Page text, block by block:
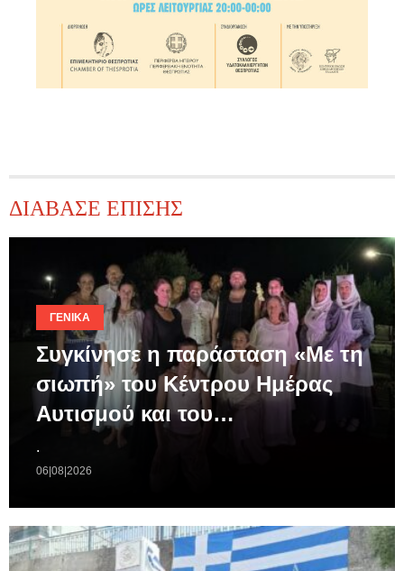
ΔΙΑΒΑΣΕ ΕΠΙΣΗΣ
ΓΕΝΙΚΆ
Συγκίνησε η παράσταση «Με τη
σιωπή» του Κέντρου Ημέρας
Αυτισμού και του…
.
06|08|2026